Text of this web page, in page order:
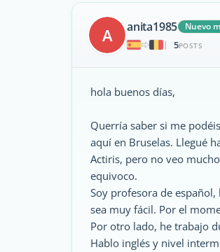
A anita1985
Nuevo
|
5POSTS
hola buenos días,
Querría saber si me
aquí en Bruselas. Llegué
Actiris, pero no veo
equivoco.
Soy profesora de
sea muy fácil. Por el
Por otro lado, he trabajo
Hablo inglés y nivel